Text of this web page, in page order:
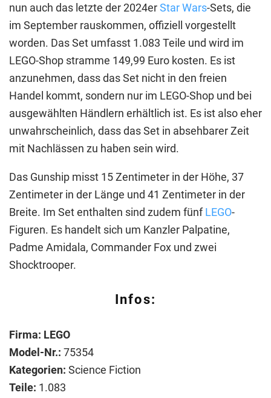
nun auch das letzte der 2024erStar Wars-Sets, die
im September rauskommen, offiziell vorgestellt
worden. Das Set umfasst 1.083 Teile und wird im
LEGO-Shop stramme 149,99 Euro kosten. Es ist
anzunehmen, dass das Set nicht in den freien
Handel kommt, sondern nur im LEGO-Shop und bei
ausgewählten Händlern erhältlich ist. Es ist also eher
unwahrscheinlich, dass das Set in absehbarer Zeit
mit Nachlässen zu haben sein wird.
Das Gunship misst 15 Zentimeter in der Höhe, 37
Zentimeter in der Länge und 41 Zentimeter in der
Breite. Im Set enthalten sind zudem fünfLEGO-
Figuren. Es handelt sich um Kanzler Palpatine,
Padme Amidala, Commander Fox und zwei
Shocktrooper.
Infos:
Firma: LEGO
Model-Nr.: 75354
Kategorien: Science Fiction
Teile: 1.083